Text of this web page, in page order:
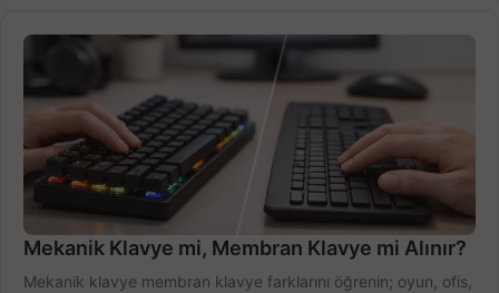
Mekanik Klavye mi, Membran Klavye mi Alınır?
Mekanik klavye membran klavye farklarını öğrenin; oyun, ofis,